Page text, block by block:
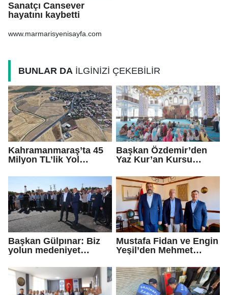
Sanatçı Cansever
hayatını kaybetti
www.marmarisyenisayfa.com
BUNLAR DA İLGİNİZİ ÇEKEBİLİR
Kahramanmaraş’ta 45
Milyon TL’lik Yol
Maksutuşağı Grup Yolu
Yenilendi
Başkan Özdemir’den
Yaz Kur’an Kursu
Başkan Gülpınar: Biz
yolun medeniyet
Mustafa Fidan ve Engin
Yeşil’den Mehmet